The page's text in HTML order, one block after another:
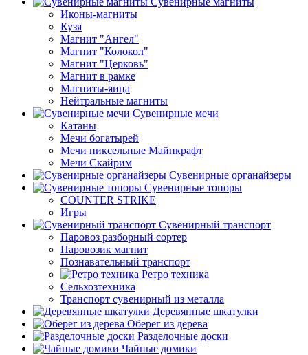
Иконы-магниты
Кузя
Магнит "Ангел"
Магнит "Колокол"
Магнит "Церковь"
Магнит в рамке
Магниты-яица
Нейтральные магниты
Сувенирные мечи
Катаны
Мечи богатырей
Мечи пиксельные Майнкрафт
Мечи Скайрим
Сувенирные органайзеры
Сувенирные топоры
COUNTER STRIKE
Игры
Сувенирный транспорт
Паровоз разборный сортер
Паровозик магнит
Познавательный транспорт
Ретро техника
Сельхозтехника
Транспорт сувенирный из металла
Деревянные шкатулки
Оберег из дерева
Разделочные доски
Чайные домики